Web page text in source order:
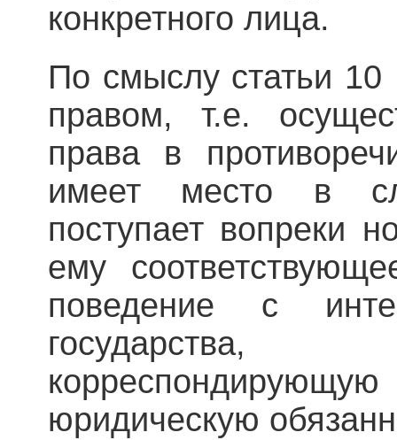
конкретного лица.
По смыслу статьи
правом, т.е.
права в
имеет место в
поступает вопреки
ему
поведение с
юридическую